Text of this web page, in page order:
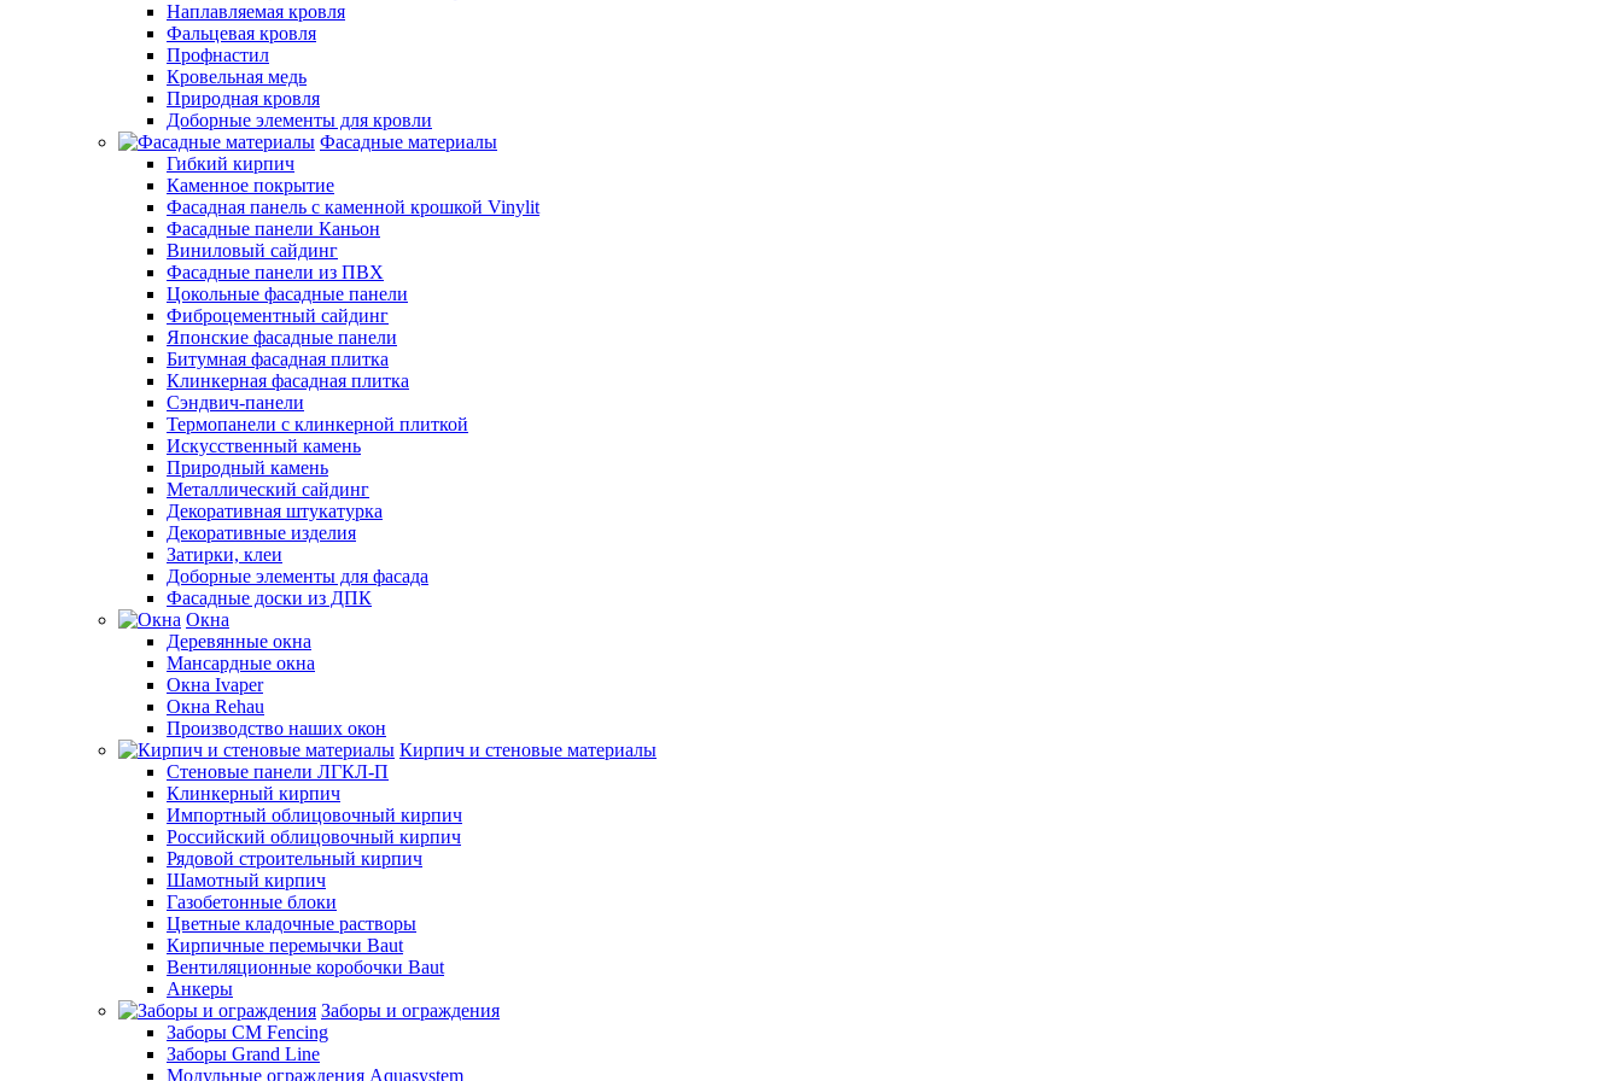
Наплавляемая кровля
Фальцевая кровля
Профнастил
Кровельная медь
Природная кровля
Доборные элементы для кровли
Фасадные материалы
Гибкий кирпич
Каменное покрытие
Фасадная панель с каменной крошкой Vinylit
Фасадные панели Каньон
Виниловый сайдинг
Фасадные панели из ПВХ
Цокольные фасадные панели
Фиброцементный сайдинг
Японские фасадные панели
Битумная фасадная плитка
Клинкерная фасадная плитка
Сэндвич-панели
Термопанели с клинкерной плиткой
Искусственный камень
Природный камень
Металлический сайдинг
Декоративная штукатурка
Декоративные изделия
Затирки, клеи
Доборные элементы для фасада
Фасадные доски из ДПК
Окна
Деревянные окна
Мансардные окна
Окна Ivaper
Окна Rehau
Производство наших окон
Кирпич и стеновые материалы
Стеновые панели ЛГКЛ-П
Клинкерный кирпич
Импортный облицовочный кирпич
Российский облицовочный кирпич
Рядовой строительный кирпич
Шамотный кирпич
Газобетонные блоки
Цветные кладочные растворы
Кирпичные перемычки Baut
Вентиляционные коробочки Baut
Анкеры
Заборы и ограждения
Заборы CM Fencing
Заборы Grand Line
Модульные ограждения Aquasystem